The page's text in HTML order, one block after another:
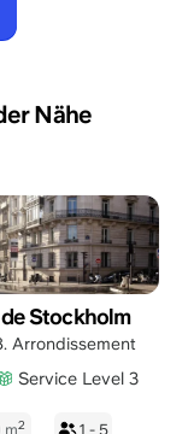
Nähe
de Stockholm
Arrondissement
Service Level 3
m2 1 - 5